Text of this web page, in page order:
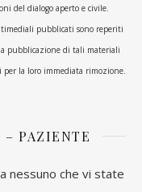
del dialogo aperto e civile.
pubblicati sono reperiti
pubblicazione di tali materiali
per la loro immediata rimozione.
– PAZIENTE
nessuno che vi state